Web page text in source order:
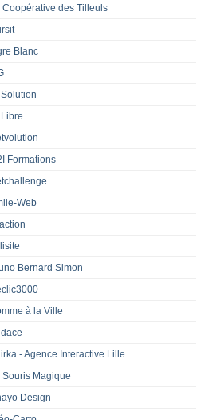
Coopérative des Tilleuls
Blanc
Solution
Formations
Web
Bernard Simon
à la Ville
- Agence Interactive Lille‎
Souris Magique
Design